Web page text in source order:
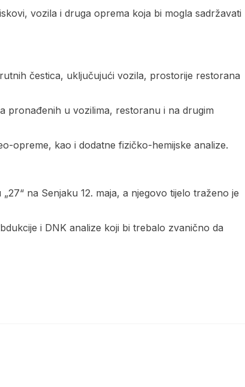
vozila i druga oprema koja bi mogla sadržavati
čestica, uključujući vozila, prostorije restorana
pronađenih u vozilima, restoranu i na drugim
opreme, kao i dodatne fizičko-hemijske analize.
na Senjaku 12. maja, a njegovo tijelo traženo je
i DNK analize koji bi trebalo zvanično da